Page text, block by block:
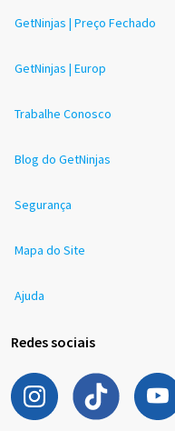
GetNinjas | Preço Fechado
GetNinjas | Europ
Trabalhe Conosco
Blog do GetNinjas
Segurança
Mapa do Site
Ajuda
Redes sociais